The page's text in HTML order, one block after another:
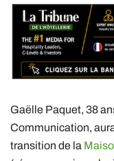
Gaëlle Paquet, 38
Communication,
transition de la